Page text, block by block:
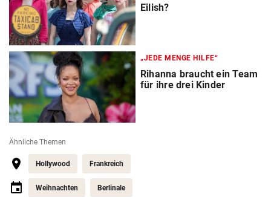
Eilish?
„JEDE MENGE HILFE“
Rihanna braucht ein Team
für ihre drei Kinder
Ähnliche Themen
Hollywood Frankreich
Weihnachten Berlinale